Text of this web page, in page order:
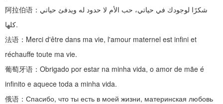
阿拉伯语： شكرًا لوجودك في حياتي، حب الأم لا حدود له ويدفئ حياتي
كلها.
法语： Merci d'être dans ma vie, l'amour maternel est infini et
réchauffe toute ma vie.
葡萄牙语： Obrigado por estar na minha vida, o amor de mãe é
infinito e aquece toda a minha vida.
俄语： Спасибо, что ты есть в моей жизни, материнская любовь